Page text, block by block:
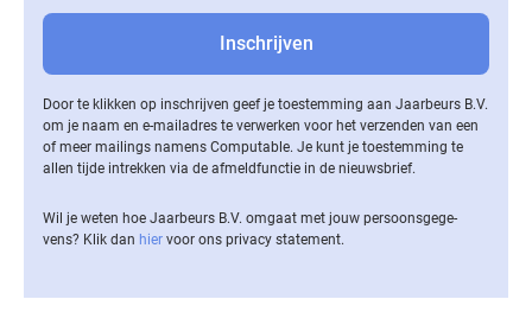
Door te klikken op inschrijven geef je toestemming aan Jaarbeurs B.V.
om je naam en e-mailadres te verwerken voor het verzenden van een
of meer mailings namens Computable. Je kunt je toestemming te
allen tijde intrekken via de af­meld­func­tie in de nieuwsbrief.
Wil je weten hoe Jaarbeurs B.V. omgaat met jouw per­soons­ge­ge­
vens? Klik dan hier voor ons privacy statement.